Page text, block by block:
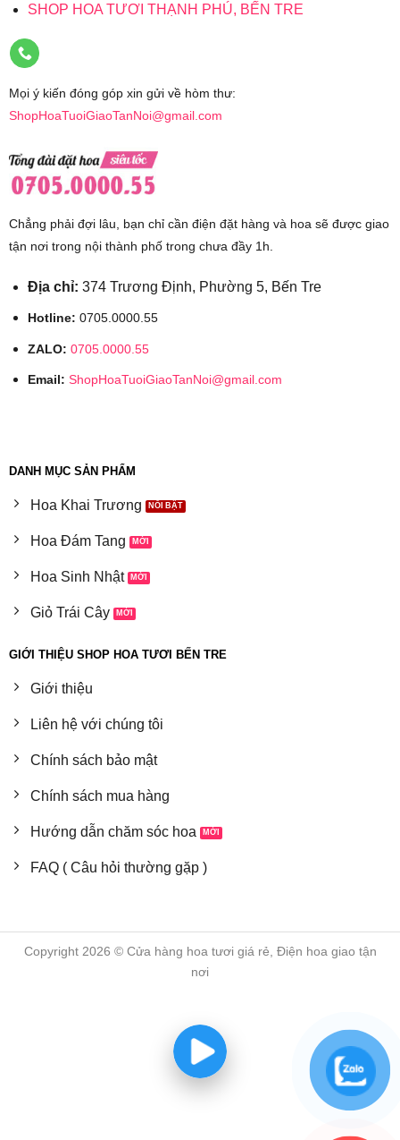
SHOP HOA TƯƠI THẠNH PHÚ, BẾN TRE
Mọi ý kiến đóng góp xin gửi về hòm thư:
ShopHoaTuoiGiaoTanNoi@gmail.com
Chẳng phải đợi lâu, bạn chỉ cần điện đặt hàng và hoa sẽ được giao
tận nơi trong nội thành phố trong chưa đầy 1h.
Địa chỉ: 374 Trương Định, Phường 5, Bến Tre
Hotline: 0705.0000.55
ZALO: 0705.0000.55
Email: ShopHoaTuoiGiaoTanNoi@gmail.com
DANH MỤC SẢN PHẨM
Hoa Khai Trương
Hoa Đám Tang
Hoa Sinh Nhật
Giỏ Trái Cây
GIỚI THIỆU SHOP HOA TƯƠI BẾN TRE
Giới thiệu
Liên hệ với chúng tôi
Chính sách bảo mật
Chính sách mua hàng
Hướng dẫn chăm sóc hoa
FAQ ( Câu hỏi thường gặp )
Copyright 2026 © Cửa hàng hoa tươi giá rẻ, Điện hoa giao tận
nơi